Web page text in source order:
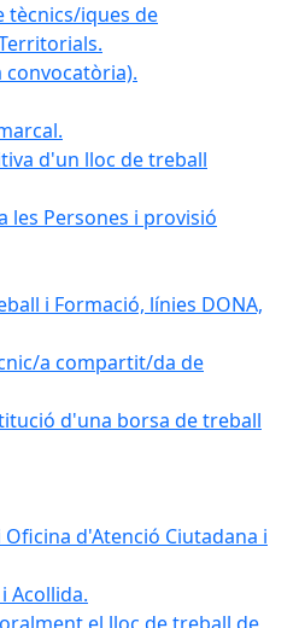
tècnics/iques de
convocatòria).
d'un lloc de treball
les Persones i provisió
i Formació, línies DONA,
a compartit/da de
d'una borsa de treball
d'Atenció Ciutadana i
Acollida.